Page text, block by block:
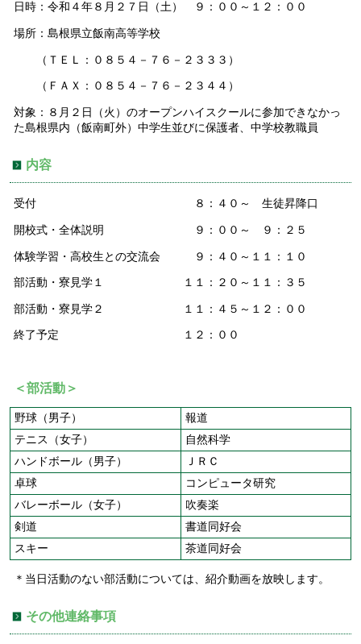
日時：令和４年８月２７日（土） ９：００～１２：００
場所：島根県立飯南高等学校
（ＴＥＬ：０８５４－７６－２３３３）
（ＦＡＸ：０８５４－７６－２３４４）
対象：８月２日（火）のオープンハイスクールに参加できなかっ
た島根県内（飯南町外）中学生並びに保護者、中学校教職員
内容
受付 ８：４０～ 生徒昇降口
開校式・全体説明 ９：００～ ９：２５
体験学習・高校生との交流会 ９：４０～１１：１０
部活動・寮見学１ １１：２０～１１：３５
部活動・寮見学２ １１：４５～１２：００
終了予定 １２：００
＜部活動＞
野球（男子）
報道
テニス（女子）
自然科学
ハンドボール（男子）
ＪＲＣ
卓球
コンピュータ研究
バレーボール（女子）
吹奏楽
剣道
書道同好会
スキー
茶道同好会
＊当日活動のない部活動については、紹介動画を放映します。
その他連絡事項